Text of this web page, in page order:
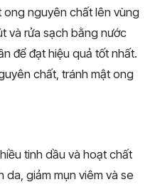
ong nguyên chất lên vùng
và rửa sạch bằng nước
để đạt hiệu quả tốt nhất.
chất, tránh mật ong
tinh dầu và hoạt chất
da, giảm mụn viêm và se